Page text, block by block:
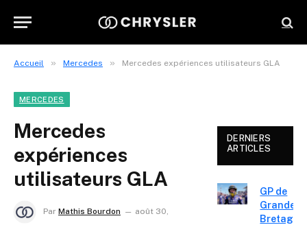
Accueil » Mercedes » Mercedes expériences utilisateurs GLA
MERCEDES
Mercedes
expériences
utilisateurs GLA
Par Mathis Bourdon
août 30,
DERNIERS
ARTICLES
GP de
Grande-
Bretagne